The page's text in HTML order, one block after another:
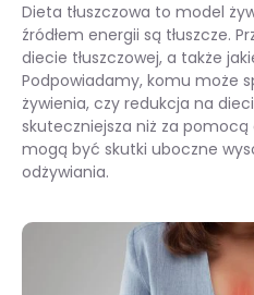
Dieta tłuszczowa to model
źródłem energii są tłuszcze.
diecie tłuszczowej, a także
Podpowiadamy, komu może
żywienia, czy redukcja na
skuteczniejsza niż za
mogą być skutki uboczne
odżywiania.